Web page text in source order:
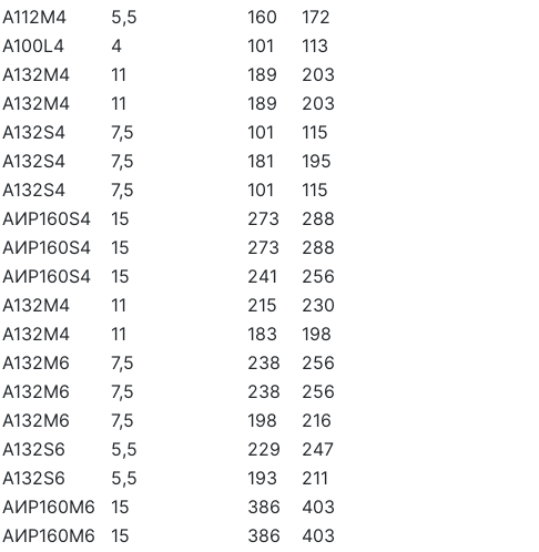
А112М4 5,5 160
172
А100L4 4 101 113
А132М4 11 189
203
А132М4 11 189
203
А132S4 7,5 101
115
А132S4 7,5 181
195
А132S4 7,5 101 115
АИР160S4 15 273
288
АИР160S4 15 273
288
АИР160S4 15 241
256
А132М4 11 215
230
А132М4 11 183 198
А132М6 7,5 238
256
А132М6 7,5 238
256
А132М6 7,5 198
216
А132S6 5,5 229
247
А132S6 5,5 193 211
АИР160М6 15 386
403
АИР160М6 15 386
403